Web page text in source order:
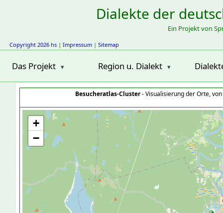
Dialekte der
Ein Projekt von
Copyright 2026 hs | Impressum | Sitemap
Das Projekt Region u. Dialekt
Besucheratlas-Cluster- Visualisierung der Orte,
+
−